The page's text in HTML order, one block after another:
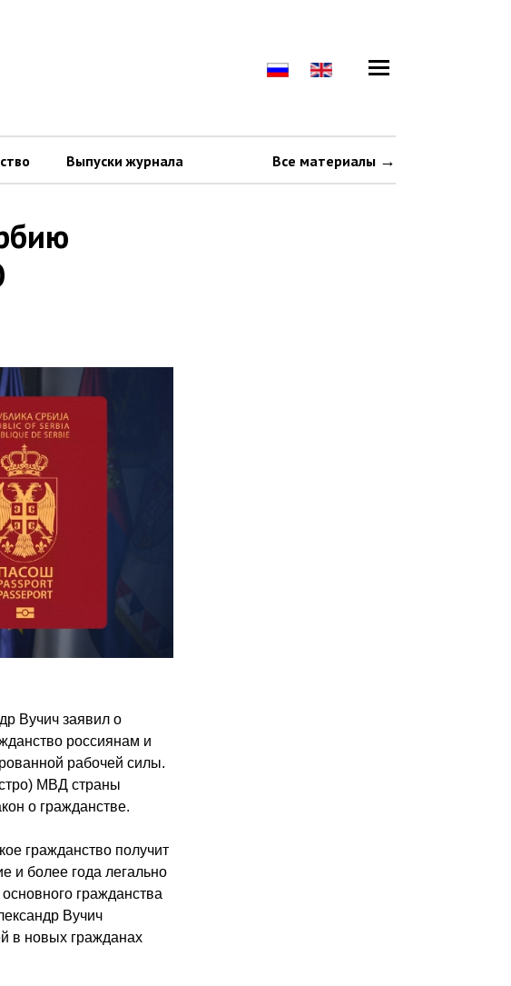
Выпуски журнала Все материалы
Вучич заявил о
россиянам и
рабочей силы.
МВД страны
о гражданстве.
гражданство получит
и более года легально
гражданства
Вучич
в новых гражданах